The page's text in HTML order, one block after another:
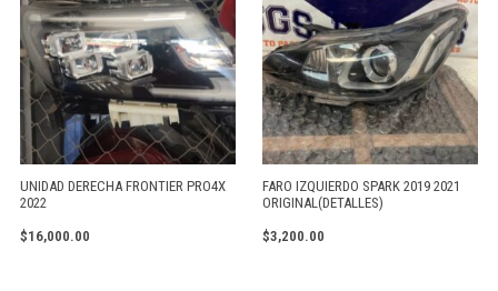
UNIDAD DERECHA FRONTIER PRO4X
2022
$16,000.00
FARO IZQUIERDO SPARK 2019 2021
ORIGINAL(DETALLES)
$3,200.00